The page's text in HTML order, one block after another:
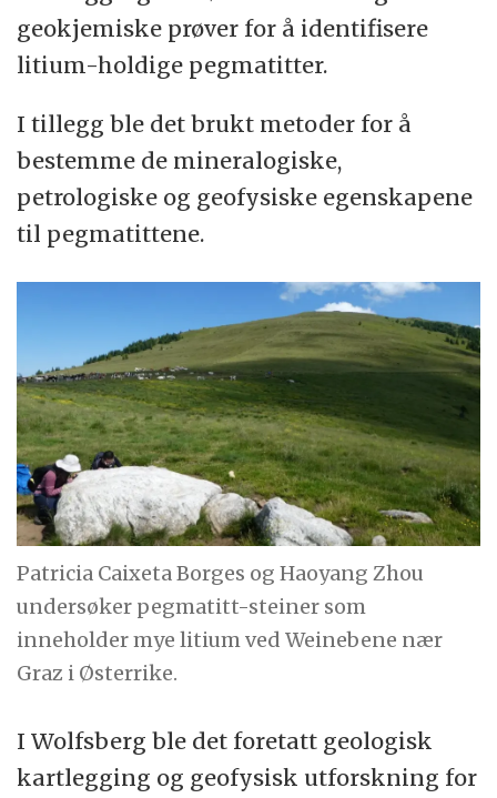
geokjemiske prøver for å identifisere
litium-holdige pegmatitter.
I tillegg ble det brukt metoder for å
bestemme de mineralogiske,
petrologiske og geofysiske egenskapene
til pegmatittene.
Patricia Caixeta Borges og Haoyang Zhou
undersøker pegmatitt-steiner som
inneholder mye litium ved Weinebene nær
Graz i Østerrike.
I Wolfsberg ble det foretatt geologisk
kartlegging og geofysisk utforskning for